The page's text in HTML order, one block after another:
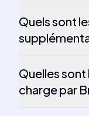
Quels sont
Quelles
charge par